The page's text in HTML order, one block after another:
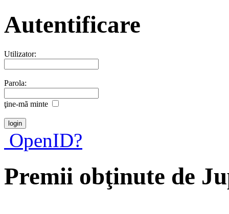
Autentificare
Utilizator:
Parola:
ţine-mã minte
OpenID?
Premii obţinute de